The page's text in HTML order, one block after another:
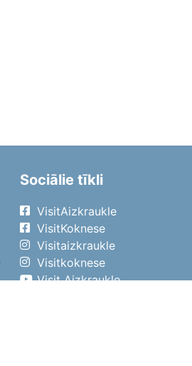
Sociālie tīkli
VisitAizkraukle
VisitKoknese
Visitaizkraukle
Visitkoknese
Visit Aizkraukle